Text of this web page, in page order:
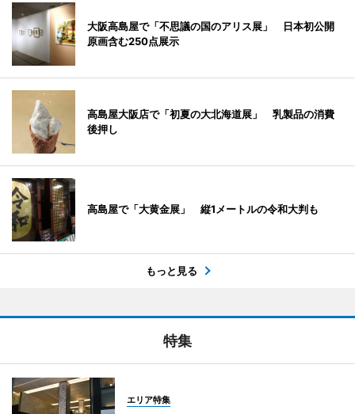
大阪高島屋で「不思議の国のアリス展」 日本初公開
原画含む250点展示
高島屋大阪店で「初夏の大北海道展」 乳製品の消費
後押し
高島屋で「大黄金展」 縦1メートルの令和大判も
もっと見る
特集
エリア特集